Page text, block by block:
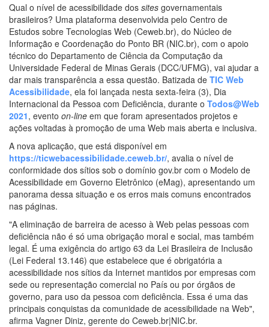
Qual o nível de acessibilidade dos sites governamentais
brasileiros? Uma plataforma desenvolvida pelo Centro de
Estudos sobre Tecnologias Web (Ceweb.br), do Núcleo de
Informação e Coordenação do Ponto BR (NIC.br), com o apoio
técnico do Departamento de Ciência da Computação da
Universidade Federal de Minas Gerais (DCC/UFMG), vai ajudar a
dar mais transparência a essa questão. Batizada de TIC Web
Acessibilidade, ela foi lançada nesta sexta-feira (3), Dia
Internacional da Pessoa com Deficiência, durante o Todos@Web
2021, evento on-line em que foram apresentados projetos e
ações voltadas à promoção de uma Web mais aberta e inclusiva.
A nova aplicação, que está disponível em
https://ticwebacessibilidade.ceweb.br/, avalia o nível de
conformidade dos sítios sob o domínio gov.br com o Modelo de
Acessibilidade em Governo Eletrônico (eMag), apresentando um
panorama dessa situação e os erros mais comuns encontrados
nas páginas.
"A eliminação de barreira de acesso à Web pelas pessoas com
deficiência não é só uma obrigação moral e social, mas também
legal. É uma exigência do artigo 63 da Lei Brasileira de Inclusão
(Lei Federal 13.146) que estabelece que é obrigatória a
acessibilidade nos sítios da Internet mantidos por empresas com
sede ou representação comercial no País ou por órgãos de
governo, para uso da pessoa com deficiência. Essa é uma das
principais conquistas da comunidade de acessibilidade na Web",
afirma Vagner Diniz, gerente do Ceweb.br|NIC.br.